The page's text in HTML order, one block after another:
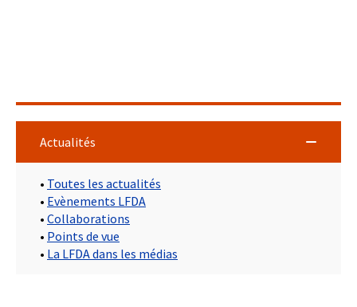
Actualités
• Toutes les actualités
• Evènements LFDA
• Collaborations
• Points de vue
• La LFDA dans les médias